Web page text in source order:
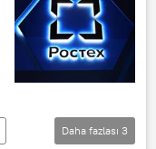
Daha fazlası 3